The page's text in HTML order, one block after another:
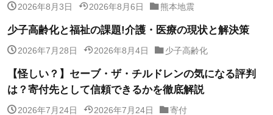
2026年8月3日 2026年8月6日 熊本地震
少子高齢化と福祉の課題!介護・医療の現状と解決策
2026年7月28日 2026年8月4日 少子高齢化
【怪しい？】セーブ・ザ・チルドレンの気になる評判
は？寄付先として信頼できるかを徹底解説
2026年7月24日 2026年7月24日 寄付